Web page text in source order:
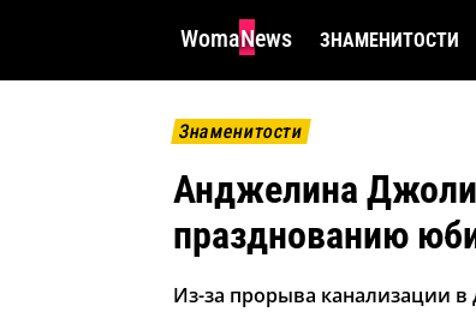
WomaNews ЗНАМЕНИТОСТИ
Знаменитости
Анджелина Джоли
празднованию
Из-за прорыва канализации